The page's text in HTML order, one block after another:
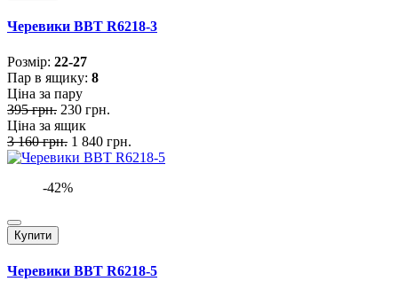
Черевики BBT R6218-3
Розмiр: 22-27
Пар в ящику: 8
Ціна за пару
395 грн. 230 грн.
Ціна за ящик
3 160 грн. 1 840 грн.
-42%
Купити
Черевики BBT R6218-5